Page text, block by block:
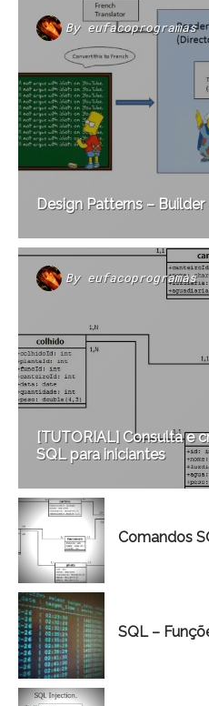
By eufacoprogramas
Design Patterns – Builder
By eufacoprogramas
[TUTORIAL] Consulta e
SQL para iniciantes
Comandos
SQL –